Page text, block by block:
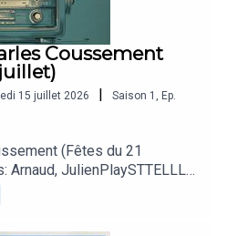
Coussement
15 juillet 2026 | Saison 1
Ep.
(Fêtes du 21
Arnaud, JulienPlaySTTELLLA
peace not war/Faisez
prod) 1992LES AGITES